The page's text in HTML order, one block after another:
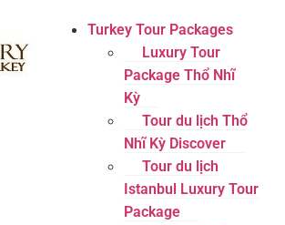
Turkey Tour Packages
Luxury Tour
Package Thổ Nhĩ
Kỳ
Tour du lịch Thổ
Nhĩ Kỳ Discover
Tour du lịch
Istanbul Luxury Tour
Package